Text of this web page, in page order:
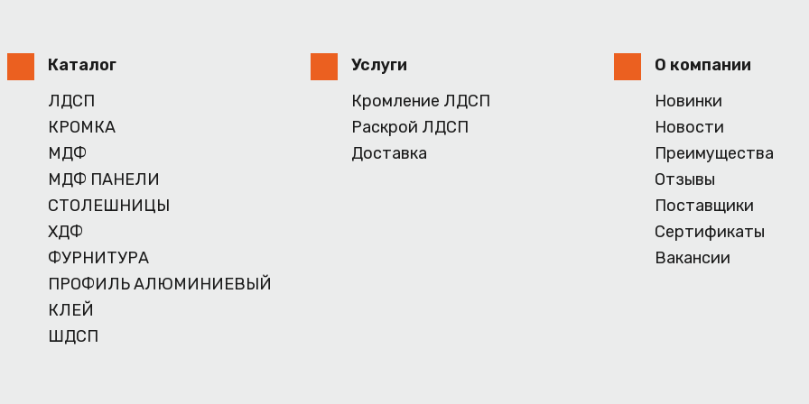
Каталог
ЛДСП
КРОМКА
МДФ
МДФ ПАНЕЛИ
СТОЛЕШНИЦЫ
ХДФ
ФУРНИТУРА
ПРОФИЛЬ АЛЮМИНИЕВЫЙ
КЛЕЙ
ШДСП
Услуги
Кромление ЛДСП
Раскрой ЛДСП
Доставка
О компании
Новинки
Новости
Преимущества
Отзывы
Поставщики
Сертификаты
Вакансии